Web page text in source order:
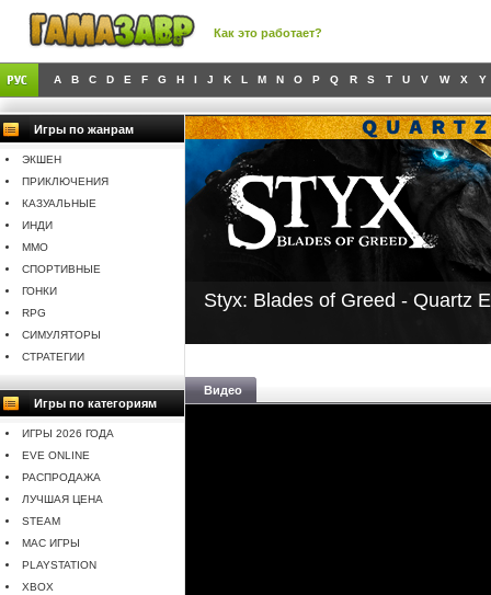
Как это работает?
A B C D E F G H I J K L M N O P Q R S T U V W X Y
Игры по жанрам
ЭКШЕН
ПРИКЛЮЧЕНИЯ
КАЗУАЛЬНЫЕ
ИНДИ
MMO
СПОРТИВНЫЕ
ГОНКИ
RPG
СИМУЛЯТОРЫ
СТРАТЕГИИ
Игры по категориям
ИГРЫ 2026 ГОДА
EVE ONLINE
РАСПРОДАЖА
ЛУЧШАЯ ЦЕНА
STEAM
MAC ИГРЫ
PLAYSTATION
XBOX
Styx: Blades of Greed - Quartz
Видео